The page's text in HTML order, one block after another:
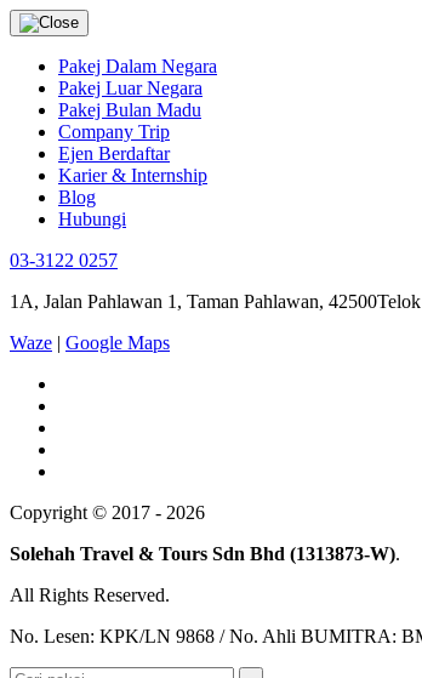
Pakej Dalam Negara
Pakej Luar Negara
Pakej Bulan Madu
Company Trip
Ejen Berdaftar
Karier & Internship
Blog
Hubungi
03-3122 0257
1A, Jalan Pahlawan 1, Taman Pahlawan,
Waze | Google Maps
Copyright © 2017 - 2026
Solehah Travel & Tours Sdn Bhd (1313873-W).
All Rights Reserved.
No. Lesen: KPK/LN 9868 / No. Ahli BUMITRA: